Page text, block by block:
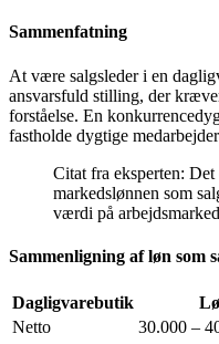
Sammenfatning
At være salgsleder i en
ansvarsfuld stilling, der
forståelse. En
fastholde dygtige
Citat fra eksperten:
markedslønnen som
værdi på
Sammenligning af løn som
Dagligvarebutik
Netto
30.000 –